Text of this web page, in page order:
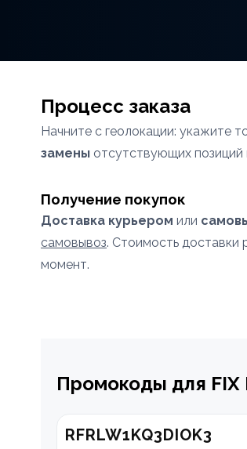
Процесс заказа
Начните с геолокации: укажите
замены отсутствующих
Получение покупок
Доставка курьером или
самовывоз. Стоимость доставки
момент.
Промокоды для FIX
RFRLW1KQ3DIOK3